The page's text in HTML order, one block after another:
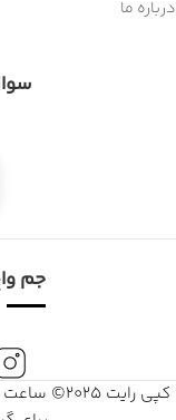
درباره ما
جم
کپی رایت